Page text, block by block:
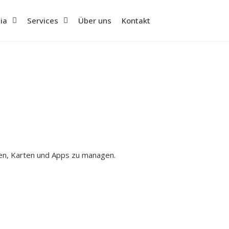
Services Über uns Kontakt
Karten und Apps zu managen.